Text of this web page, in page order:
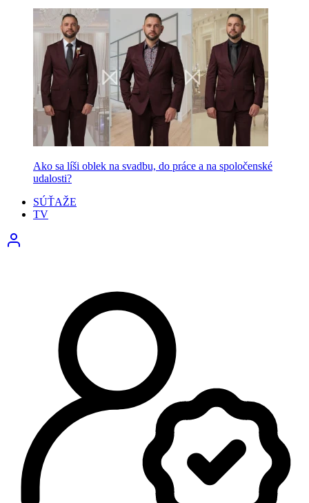
Ako sa líši oblek na svadbu, do práce a na spoločenské
udalosti?
SÚŤAŽE
TV